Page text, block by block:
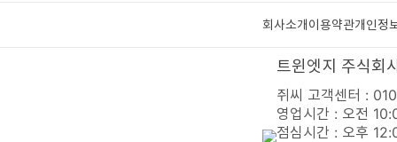
회사소개이용약관개인정
트윈엣지 주식회
쥐씨 고객센터 :
영업시간 : 오전
점심시간 : 오후